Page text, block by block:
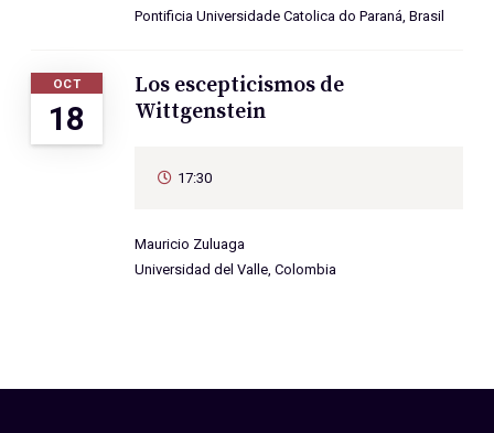
Pontificia Universidade Catolica do Paraná, Brasil
OCT
18
Los escepticismos de
Wittgenstein
17:30
Mauricio Zuluaga
Universidad del Valle, Colombia